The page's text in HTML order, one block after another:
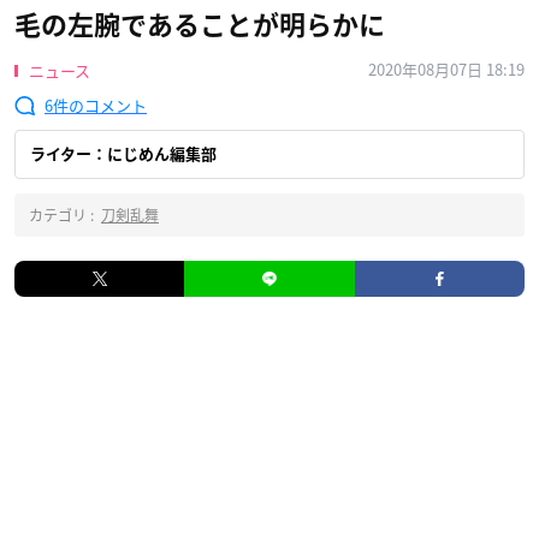
毛の左腕であることが明らかに
ニュース
2020年08月07日 18:19
6
ライター：にじめん編集部
カテゴリ : 刀剣乱舞